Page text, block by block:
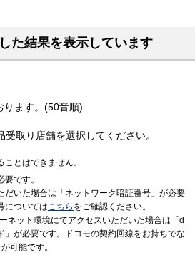
た結果を表示しています
ります。(50音順)
取り店舗を選択してください。
とはできません。
です。
だいた場合は「ネットワーク暗証番号」が必要
についてはこちら をご確認ください。
ネット環境にてアクセスいただいた場合は「d
」が必要です。ドコモの契約回線をお持ちでな
可能です。